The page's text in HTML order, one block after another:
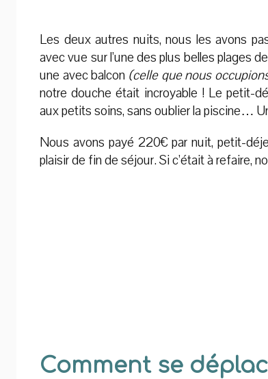
Les deux autres nuits, nous les avons
avec vue sur l’une des plus belles plages
une avec balcon (celle que nous
notre douche était incroyable ! Le petit-
aux petits soins, sans oublier la piscine…
Nous avons payé 220€ par nuit, petit-
plaisir de fin de séjour. Si c’était à refaire,
Comment se